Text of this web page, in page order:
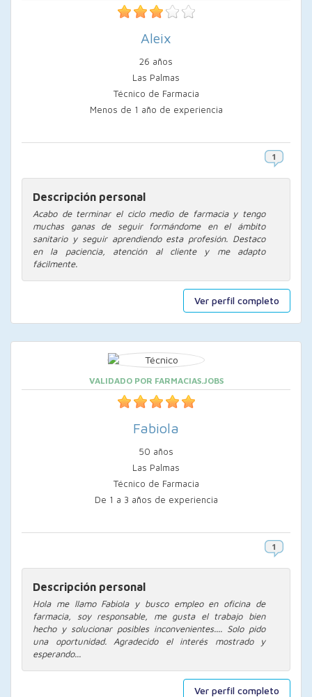
Ver perfil completo
Aleix
26 años
Las Palmas
Técnico de Farmacia
Menos de 1 año de experiencia
Descripción personal
Acabo de terminar el ciclo medio de farmacia y tengo
muchas ganas de seguir formándome en el ámbito
sanitario y seguir aprendiendo esta profesión. Destaco
en la paciencia, atención al cliente y me adapto
fácilmente.
Ver perfil completo
VALIDADO POR FARMACIAS.JOBS
Fabiola
50 años
Las Palmas
Técnico de Farmacia
De 1 a 3 años de experiencia
Descripción personal
Hola me llamo Fabiola y busco empleo en oficina de
farmacia, soy responsable, me gusta el trabajo bien
hecho y solucionar posibles inconvenientes.... Solo pido
una oportunidad. Agradecido el interés mostrado y
esperando...